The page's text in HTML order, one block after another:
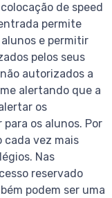
de speed
permite
e permitir
pelos seus
autorizados a
alertando que a
os
os alunos. Por
cada vez mais
Nas
reservado
podem ser uma